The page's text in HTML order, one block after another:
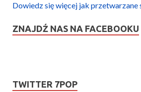
Dowiedz się więcej jak przetwarzane
ZNAJDŹ NAS NA FACEBOOKU
TWITTER 7POP